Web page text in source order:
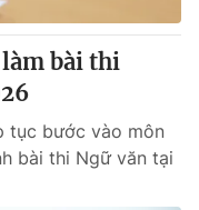
bài thi
tục bước vào môn
bài thi Ngữ văn tại